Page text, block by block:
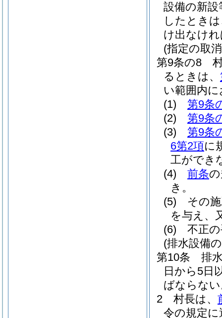
設備の新
したとき
け出なけ
(指定の取
第9条の8
るときは、
い範囲内
(1)
第9条
(2)
第9条
(3)
第9条
6第2項に
工ができ
(4)
前条
き。
(5)
その
を与え、
(6)
不正
(排水設備
第10条
排
日から5日
ばならな
2
村長は、
令の規定